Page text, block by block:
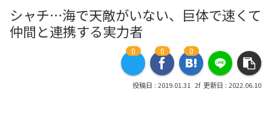
シャチ…海で天敵がいない、巨体で速くて
仲間と連携する実力者
0 0 0
2019.01.31 2022.06.10